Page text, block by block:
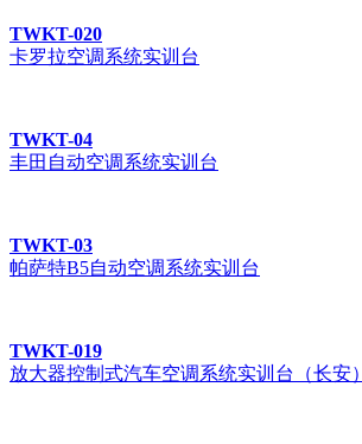
TWKT-020
卡罗拉空调系统实训台
TWKT-04
丰田自动空调系统实训台
TWKT-03
帕萨特B5自动空调系统实训台
TWKT-019
放大器控制式汽车空调系统实训台（长安）